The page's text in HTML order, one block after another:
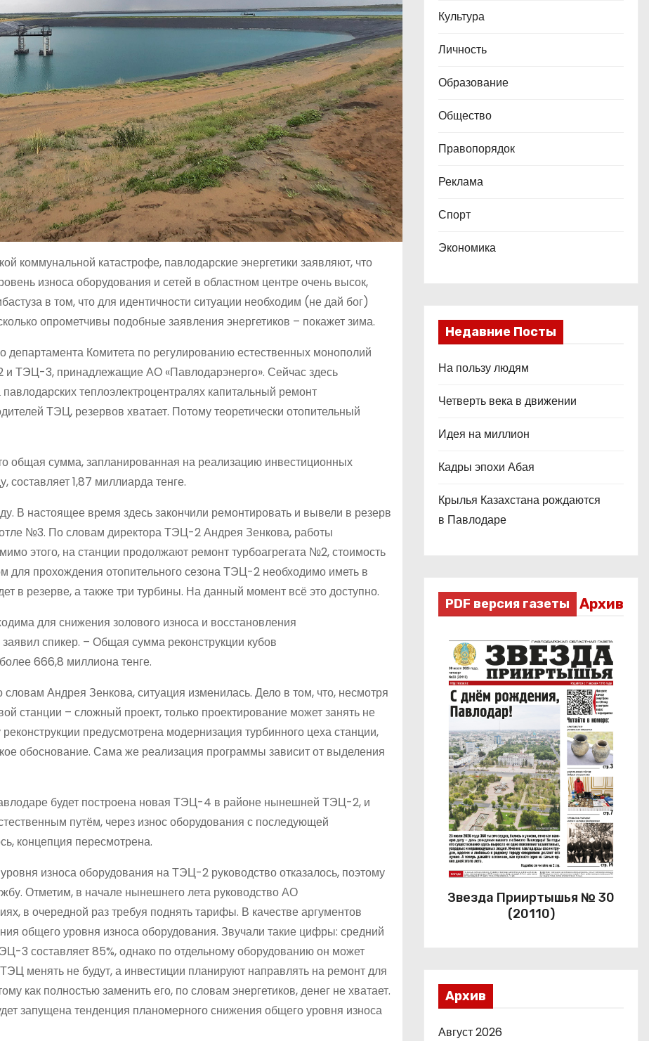
коммунальной катастрофе, павлодарские энергетики заявляют, что
износа оборудования и сетей в областном центре очень высок,
в том, что для идентичности ситуации необходим (не дай бог)
опрометчивы подобные заявления энергетиков – покажет зима.
департамента Комитета по регулированию естественных монополий
ТЭЦ-3, принадлежащие АО «Павлодарэнерго». Сейчас здесь
теплоэлектроцентралях капитальный ремонт
ТЭЦ, резервов хватает. Потому теоретически отопительный
общая сумма, запланированная на реализацию инвестиционных
составляет 1,87 миллиарда тенге.
В настоящее время здесь закончили ремонтировать и вывели в резерв
№3. По словам директора ТЭЦ-2 Андрея Зенкова, работы
этого, на станции продолжают ремонт турбоагрегата №2, стоимость
для прохождения отопительного сезона ТЭЦ-2 необходимо иметь в
в резерве, а также три турбины. На данный момент всё это доступно.
для снижения золового износа и восстановления
спикер. – Общая сумма реконструкции кубов
666,8 миллиона тенге.
Андрея Зенкова, ситуация изменилась. Дело в том, что, несмотря
станции – сложный проект, только проектирование может занять не
предусмотрена модернизация турбинного цеха станции,
обоснование. Сама же реализация программы зависит от выделения
будет построена новая ТЭЦ-4 в районе нынешней ТЭЦ-2, и
путём, через износ оборудования с последующей
концепция пересмотрена.
износа оборудования на ТЭЦ-2 руководство отказалось, поэтому
Отметим, в начале нынешнего лета руководство АО
в очередной раз требуя поднять тарифы. В качестве аргументов
общего уровня износа оборудования. Звучали такие цифры: средний
3 составляет 85%, однако по отдельному оборудованию он может
менять не будут, а инвестиции планируют направлять на ремонт для
как полностью заменить его, по словам энергетиков, денег не хватает.
запущена тенденция планомерного снижения общего уровня износа
Культура
Личность
Образование
Общество
Правопорядок
Реклама
Спорт
Экономика
Недавние Посты
На пользу людям
Четверть века в движении
Идея на миллион
Кадры эпохи Абая
Крылья Казахстана рождаются
в Павлодаре
PDF версия газеты Архив
Звезда Прииртышья № 30
(20110)
Архив
Август 2026